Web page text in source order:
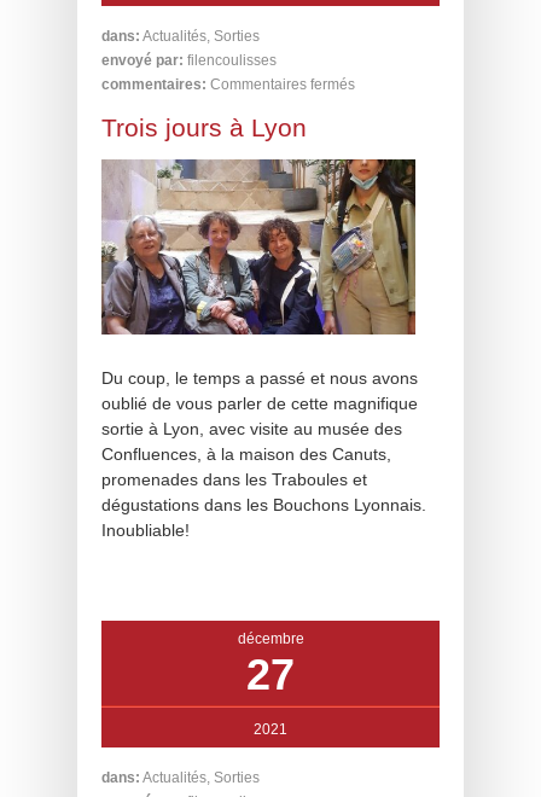
dans: Actualités, Sorties
envoyé par: filencoulisses
commentaires: Commentaires fermés
Trois jours à Lyon
Du coup, le temps a passé et nous avons
oublié de vous parler de cette magnifique
sortie à Lyon, avec visite au musée des
Confluences, à la maison des Canuts,
promenades dans les Traboules et
dégustations dans les Bouchons Lyonnais.
Inoubliable!
décembre
27
2021
dans: Actualités Sorties